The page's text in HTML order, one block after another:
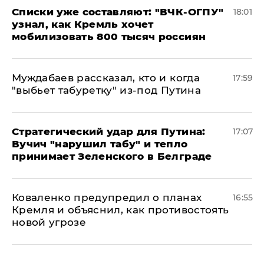
Списки уже составляют: "ВЧК-ОГПУ"
узнал, как Кремль хочет
мобилизовать 800 тысяч россиян
18:01
Муждабаев рассказал, кто и когда
"выбьет табуретку" из-под Путина
17:59
Стратегический удар для Путина:
Вучич "нарушил табу" и тепло
принимает Зеленского в Белграде
17:07
Коваленко предупредил о планах
Кремля и объяснил, как противостоять
новой угрозе
16:55